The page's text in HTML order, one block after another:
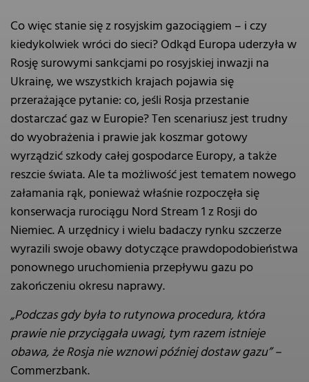
Co więc stanie się z rosyjskim gazociągiem – i czy
kiedykolwiek wróci do sieci? Odkąd Europa uderzyła w
Rosję surowymi sankcjami po rosyjskiej inwazji na
Ukrainę, we wszystkich krajach pojawia się
przerażające pytanie: co, jeśli Rosja przestanie
dostarczać gaz w Europie? Ten scenariusz jest trudny
do wyobrażenia i prawie jak koszmar gotowy
wyrządzić szkody całej gospodarce Europy, a także
reszcie świata. Ale ta możliwość jest tematem nowego
załamania rąk, ponieważ właśnie rozpoczęła się
konserwacja rurociągu Nord Stream 1 z Rosji do
Niemiec. A urzędnicy i wielu badaczy rynku szczerze
wyrazili swoje obawy dotyczące prawdopodobieństwa
ponownego uruchomienia przepływu gazu po
zakończeniu okresu naprawy.
„Podczas gdy była to rutynowa procedura, która
prawie nie przyciągała uwagi, tym razem istnieje
obawa, że Rosja nie wznowi później dostaw gazu” –
Commerzbank.